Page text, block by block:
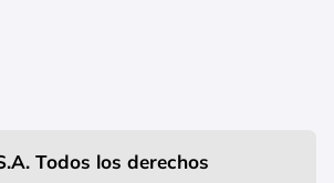
Todos los derechos